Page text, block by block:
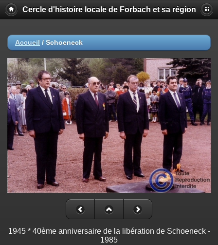
Cercle d'histoire locale de Forbach et sa région
Accueil / Schoeneck
1945 * 40ème anniversaire de la libération de Schoeneck -
1985